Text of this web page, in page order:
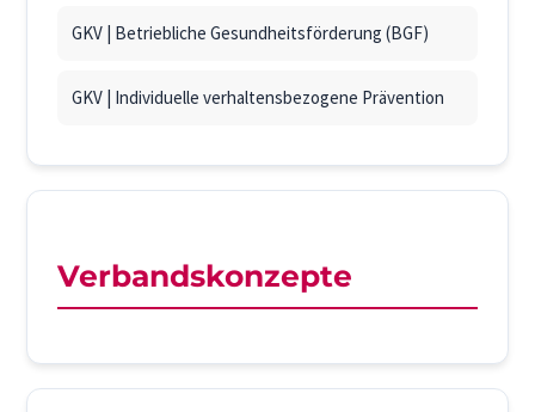
GKV | Betriebliche Gesundheitsförderung (BGF)
GKV | Individuelle verhaltensbezogene Prävention
Verbandskonzepte